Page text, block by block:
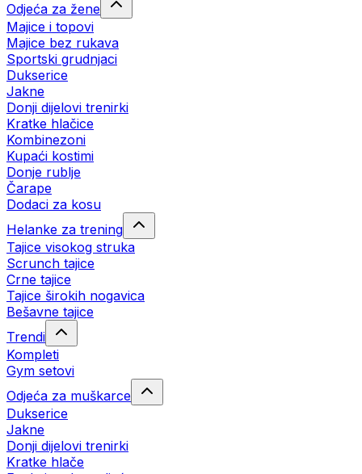
Odjeća za žene
Majice i topovi
Majice bez rukava
Sportski grudnjaci
Dukserice
Jakne
Donji dijelovi trenirki
Kratke hlačice
Kombinezoni
Kupaći kostimi
Donje rublje
Čarape
Dodaci za kosu
Helanke za trening
Tajice visokog struka
Scrunch tajice
Crne tajice
Tajice širokih nogavica
Bešavne tajice
Trendi
Kompleti
Gym setovi
Odjeća za muškarce
Dukserice
Jakne
Donji dijelovi trenirki
Kratke hlače